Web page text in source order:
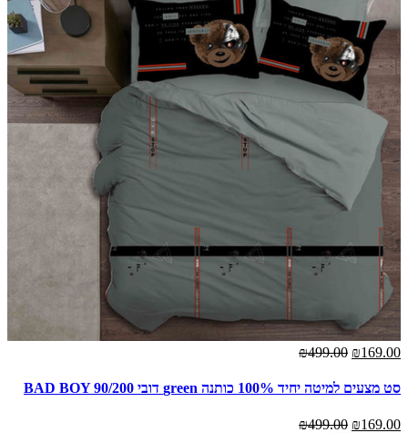
₪169.00
₪499.00
סט מצעים למיטה יחיד 100% כותנה green דובי BAD BOY 90/200
₪169.00
₪499.00